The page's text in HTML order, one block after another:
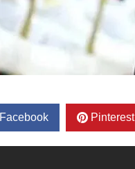
Facebook Pinterest